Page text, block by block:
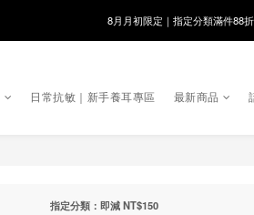
8月月初限定｜指定分類滿件88折
線在，好事發生｜祈願新品 第2件享
日常抗敏｜新手養耳專區 最新商品
指定分類：即減 NT$150